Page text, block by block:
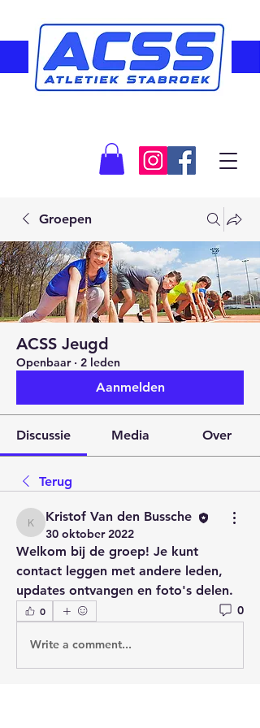
Groepen
ACSS Jeugd
Openbaar · 2 leden
Aanmelden
Discussie Media Over
Terug
Kristof Van den Bussche
Kristof Van den Bussche
30 oktober 2022
Welkom bij de groep! Je kunt
contact leggen met andere leden,
updates ontvangen en foto's delen.
0 0
Write a comment...